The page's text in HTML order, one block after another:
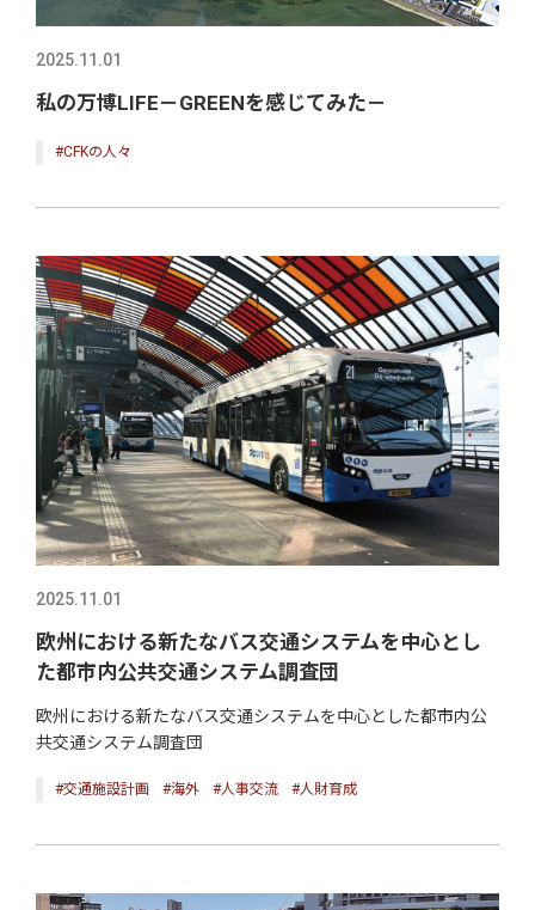
2025.11.01
私の万博LIFE－GREENを感じてみた－
#CFKの人々
2025.11.01
欧州における新たなバス交通システムを中心とし
た都市内公共交通システム調査団
欧州における新たなバス交通システムを中心とした都市内公
共交通システム調査団
#交通施設計画 #海外 #人事交流 #人財育成